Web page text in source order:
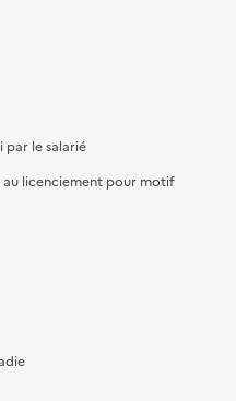
par le salarié
licenciement pour motif